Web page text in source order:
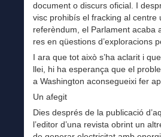
document o discurs oficial. I
visc prohibís el fracking al centre
referèndum, el Parlament acaba
res en qüestions d’exploracions
I ara que tot això s’ha aclarit i
llei, hi ha esperança que el
a Washington aconsegueixi fer
Un afegit
Dies després de la publicació
l’editor d’una revista obrint un